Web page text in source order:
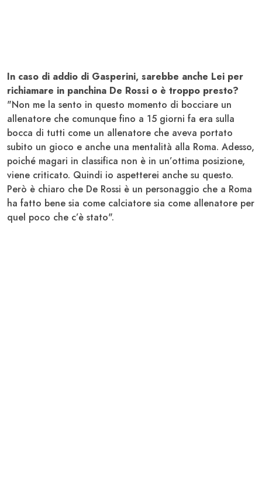
In caso di addio di Gasperini, sarebbe anche Lei per
richiamare in panchina De Rossi o è troppo presto?
"Non me la sento in questo momento di bocciare un
allenatore che comunque fino a 15 giorni fa era sulla
bocca di tutti come un allenatore che aveva portato
subito un gioco e anche una mentalità alla Roma. Adesso,
poiché magari in classifica non è in un’ottima posizione,
viene criticato. Quindi io aspetterei anche su questo.
Però è chiaro che De Rossi è un personaggio che a Roma
ha fatto bene sia come calciatore sia come allenatore per
quel poco che c’è stato".